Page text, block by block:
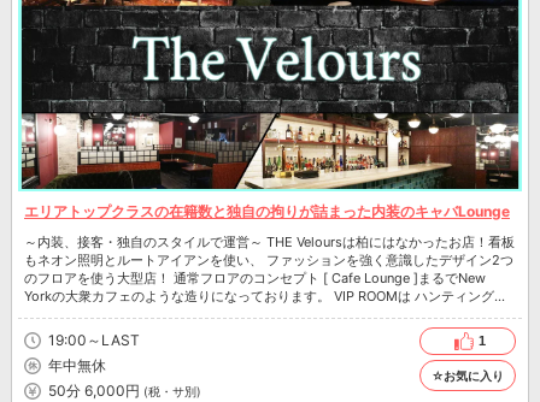
エリアトップクラスの在籍数と独自の拘りが詰まった内装のキャバLounge
～内装、接客・独自のスタイルで運営～ THE Veloursは柏にはなかったお店！看板
もネオン照明とルートアイアンを使い、 ファッションを強く意識したデザイン2つ
のフロアを使う大型店！ 通常フロアのコンセプト [ Cafe Lounge ]まるでNew
Yorkの大衆カフェのような造りになっております。 VIP ROOMは ハンティング好
きなウッドハウスのリビング THE Veloursの女の子はルックス、スタイルに関して
は申し分ないレベルを揃えており自信もあります。 お客様好みのタイプがきっと
見つかること間違いなしです。 是非一度ご来店をお待ちしております。
19:00～LAST
年中無休
50分 6,000円 (税・サ別)
1
☆お気に入り